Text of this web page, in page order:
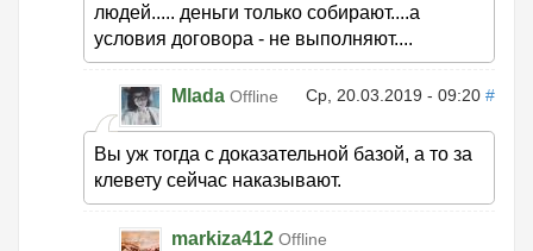
людей..... деньги только собирают....а
условия договора - не выполняют....
Mlada Offline Ср, 20.03.2019 - 09:20 #
Вы уж тогда с доказательной базой, а то за
клевету сейчас наказывают.
markiza412 Offline